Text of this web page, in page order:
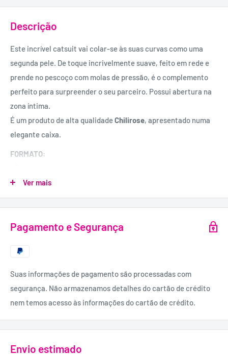
Descrição
Este incrível catsuit vai colar-se às suas curvas como uma
segunda pele. De toque incrivelmente suave, feito em rede e
prende no pescoço com molas de pressão, é o complemento
perfeito para surpreender o seu parceiro. Possui abertura na
zona íntima.
É um produto de alta qualidadeChilirose, apresentado numa
elegante caixa.
FORMATO:
INCLUI:
MATERIAL:
90% Nylon, 10% Elastano.
Ver mais
Pagamento e Segurança
Suas informações de pagamento são processadas com
segurança. Não armazenamos detalhes do cartão de crédito
nem temos acesso às informações do cartão de crédito.
Envio estimado